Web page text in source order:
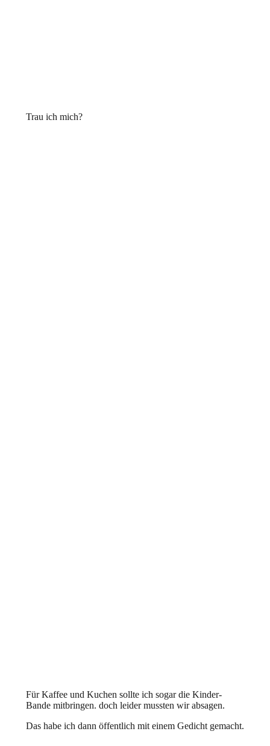
Trau ich mich?
Für Kaffee und Kuchen sollte ich sogar die Kinder-
Bande mitbringen. doch leider mussten wir absagen.
Das habe ich dann öffentlich mit einem Gedicht gemacht.